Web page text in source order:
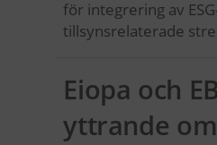
för integrering av
tillsynsrelaterade
Eiopa och
yttrande om